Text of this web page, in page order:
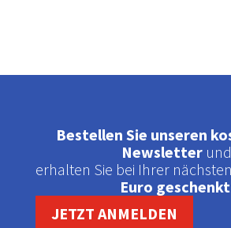
Bestellen Sie unseren
Newsletterund
erhalten Sie bei Ihrer
Euro geschenkt
JETZT ANMELDEN